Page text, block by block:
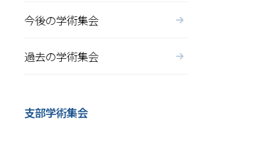
今後の学術集会
過去の学術集会
支部学術集会